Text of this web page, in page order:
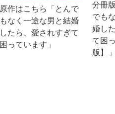
原作はこちら「とんで
もなく一途な男と結婚
したら、愛されすぎて
困っています」
分冊
でも
婚し
て困
版】」